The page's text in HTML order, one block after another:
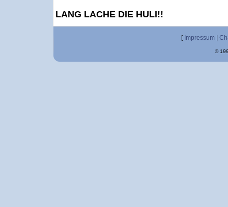
LANG LACHE DIE HULI!!
[ Impressum
©